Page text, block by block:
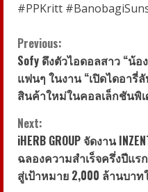
#PPKritt
C
o
n
t
i
Previous:
Sofy ดึงตัวไอดอลสาว “น้
แฟนๆ ในงาน “เปิดไดอารี่
สินค้าใหม่ในคอลเล็กชันพิเ
Next:
iHERB GROUP จัดงาน
ฉลองความสำเร็จครึ่งปีแร
สู่เป้าหมาย 2,000 ล้านบาท